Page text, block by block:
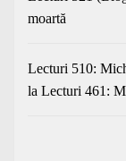
moartă
Lecturi 510:
la Lecturi 461: